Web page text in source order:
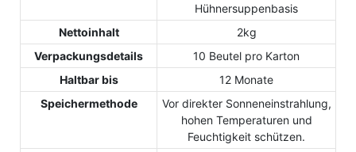
Hühnersuppenbasis
Nettoinhalt
2kg
Verpackungsdetails
10 Beutel pro Karton
Haltbar bis
12 Monate
Speichermethode
Vor direkter Sonneneinstrahlung,
hohen Temperaturen und
Feuchtigkeit schützen.